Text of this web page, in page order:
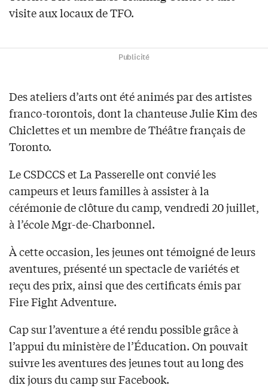
visite aux locaux de TFO.
Publicité
Des ateliers d’arts ont été animés par des artistes
franco-torontois, dont la chanteuse Julie Kim des
Chiclettes et un membre de Théâtre français de
Toronto.
Le CSDCCS et La Passerelle ont convié les
campeurs et leurs familles à assister à la
cérémonie de clôture du camp, vendredi 20 juillet,
à l’école Mgr-de-Charbonnel.
À cette occasion, les jeunes ont témoigné de leurs
aventures, présenté un spectacle de variétés et
reçu des prix, ainsi que des certificats émis par
Fire Fight Adventure.
Cap sur l’aventure a été rendu possible grâce à
l’appui du ministère de l’Éducation. On pouvait
suivre les aventures des jeunes tout au long des
dix jours du camp sur Facebook.